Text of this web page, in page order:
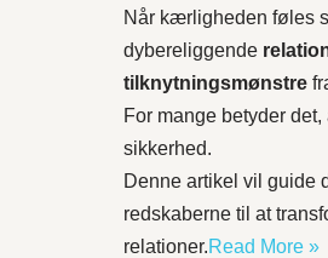
Når kærligheden føles
dybereliggende
tilknytningsmønstre
For mange betyder
sikkerhed.
Denne artikel vil guide
redskaberne til at
relationer.Read More »